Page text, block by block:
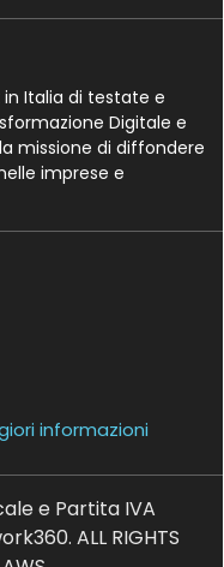
Italia di testate e
Digitale e
missione di diffondere
imprese e
informazioni
e Partita IVA
ALL RIGHTS